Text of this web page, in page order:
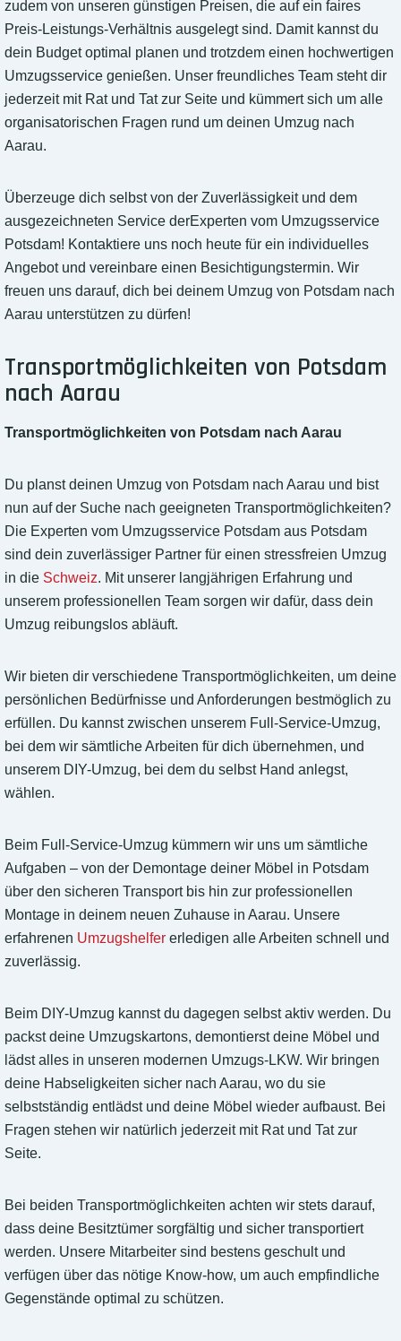
zudem von unseren günstigen Preisen, die auf ein faires
Preis-Leistungs-Verhältnis ausgelegt sind. Damit kannst du
dein Budget optimal planen und trotzdem einen hochwertigen
Umzugsservice genießen. Unser freundliches Team steht dir
jederzeit mit Rat und Tat zur Seite und kümmert sich um alle
organisatorischen Fragen rund um deinen Umzug nach
Aarau.
Überzeuge dich selbst von der Zuverlässigkeit und dem
ausgezeichneten Service derExperten vom Umzugsservice
Potsdam! Kontaktiere uns noch heute für ein individuelles
Angebot und vereinbare einen Besichtigungstermin. Wir
freuen uns darauf, dich bei deinem Umzug von Potsdam nach
Aarau unterstützen zu dürfen!
Transportmöglichkeiten von Potsdam
nach Aarau
Transportmöglichkeiten von Potsdam nach Aarau
Du planst deinen Umzug von Potsdam nach Aarau und bist
nun auf der Suche nach geeigneten Transportmöglichkeiten?
Die Experten vom Umzugsservice Potsdam aus Potsdam
sind dein zuverlässiger Partner für einen stressfreien Umzug
in die Schweiz. Mit unserer langjährigen Erfahrung und
unserem professionellen Team sorgen wir dafür, dass dein
Umzug reibungslos abläuft.
Wir bieten dir verschiedene Transportmöglichkeiten, um deine
persönlichen Bedürfnisse und Anforderungen bestmöglich zu
erfüllen. Du kannst zwischen unserem Full-Service-Umzug,
bei dem wir sämtliche Arbeiten für dich übernehmen, und
unserem DIY-Umzug, bei dem du selbst Hand anlegst,
wählen.
Beim Full-Service-Umzug kümmern wir uns um sämtliche
Aufgaben – von der Demontage deiner Möbel in Potsdam
über den sicheren Transport bis hin zur professionellen
Montage in deinem neuen Zuhause in Aarau. Unsere
erfahrenen Umzugshelfer erledigen alle Arbeiten schnell und
zuverlässig.
Beim DIY-Umzug kannst du dagegen selbst aktiv werden. Du
packst deine Umzugskartons, demontierst deine Möbel und
lädst alles in unseren modernen Umzugs-LKW. Wir bringen
deine Habseligkeiten sicher nach Aarau, wo du sie
selbstständig entlädst und deine Möbel wieder aufbaust. Bei
Fragen stehen wir natürlich jederzeit mit Rat und Tat zur
Seite.
Bei beiden Transportmöglichkeiten achten wir stets darauf,
dass deine Besitztümer sorgfältig und sicher transportiert
werden. Unsere Mitarbeiter sind bestens geschult und
verfügen über das nötige Know-how, um auch empfindliche
Gegenstände optimal zu schützen.